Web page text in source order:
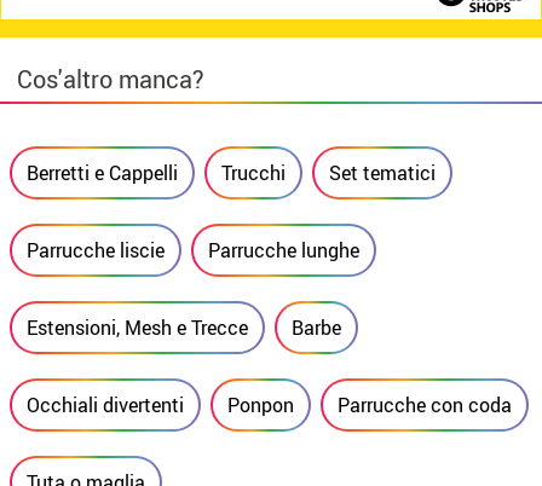
Cos'altro manca?
Berretti e Cappelli Trucchi Set tematici
Parrucche liscie Parrucche lunghe
Estensioni, Mesh e Trecce Barbe
Occhiali divertenti Ponpon Parrucche con coda